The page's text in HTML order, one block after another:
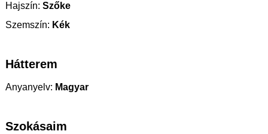
Hajszín: Szőke
Szemszín: Kék
Hátterem
Anyanyelv: Magyar
Szokásaim